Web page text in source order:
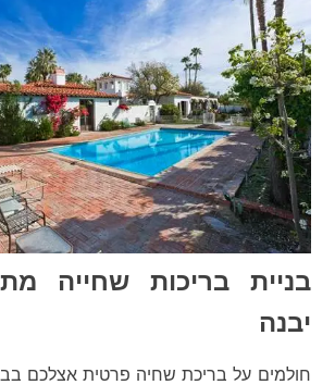
בניית בריכות שחייה
יבנה
חולמים על בריכת שחיה פרטית אצלכם